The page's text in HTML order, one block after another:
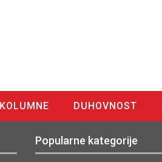
KOLUMNE DUHOVNOST
Popularne kategorije